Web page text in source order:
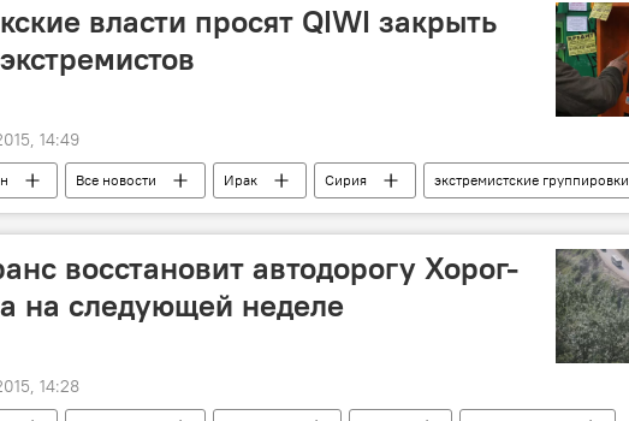
власти просят QIWI закрыть
14:49
Все новости Ирак Сирия
экстремистские группировки
ИГИЛ Нацбанк Таджикистана ОДКБ терроризм
восстановит автодорогу Хорог-
на следующей неделе
14:28